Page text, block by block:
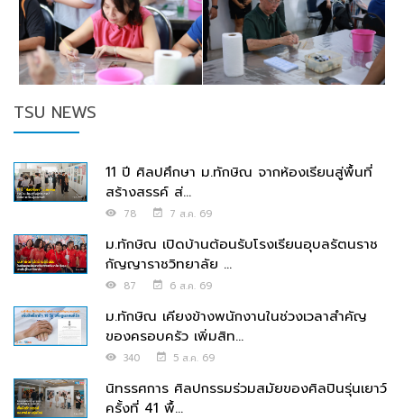
TSU NEWS
11 ปี ศิลปศึกษา ม.ทักษิณ จากห้องเรียนสู่พื้นที่
สร้างสรรค์ ส่...
78 7 ส.ค. 69
ม.ทักษิณ เปิดบ้านต้อนรับโรงเรียนอุบลรัตนราช
กัญญาราชวิทยาลัย ...
87 6 ส.ค. 69
ม.ทักษิณ เคียงข้างพนักงานในช่วงเวลาสำคัญ
ของครอบครัว เพิ่มสิท...
340 5 ส.ค. 69
นิทรรศการ ศิลปกรรมร่วมสมัยของศิลปินรุ่นเยาว์
ครั้งที่ 41 พื้...